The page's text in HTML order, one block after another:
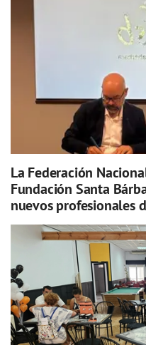
La Federación
Fundación Santa
nuevos profesionales